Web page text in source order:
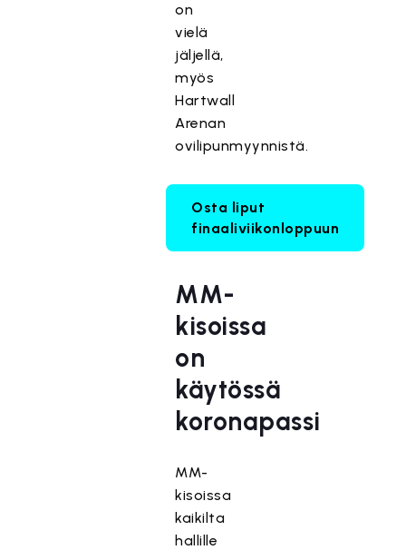
on
vielä
jäljellä,
myös
Hartwall
Arenan
ovilipunmyynnistä.
Osta liput
finaaliviikonloppuun
MM-
kisoissa
on
käytössä
koronapassi
MM-
kisoissa
kaikilta
hallille